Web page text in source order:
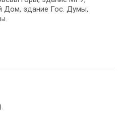
Дом, здание Гос. Думы,